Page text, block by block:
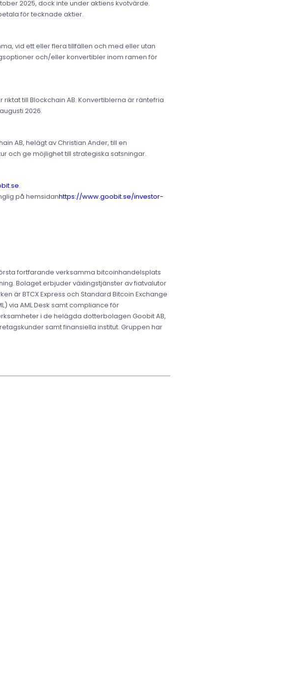
2025, dock inte under aktiens kvotvärde.
för tecknade aktier.
vid ett eller flera tillfällen och med eller utan
och/eller konvertibler inom ramen för
till Blockchain AB. Konvertiblerna är räntefria
2026.
AB, helägt av Christian Ander, till en
och ge möjlighet till strategiska satsningar.
.
på hemsidanhttps://www.goobit.se/investor-
fortfarande verksamma bitcoinhandelsplats
Bolaget erbjuder växlingstjänster av fiatvalutor
är BTCX Express och Standard Bitcoin Exchange
via AML Desk samt compliance för
i de helägda dotterbolagen Goobit AB,
samt finansiella institut. Gruppen har